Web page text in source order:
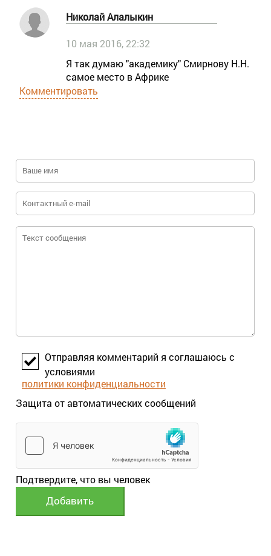
Николай Алалыкин
10 мая 2016, 22:32
Я так думаю "академику" Смирнову Н.Н.
самое место в Африке
Комментировать
Отправляя комментарий я соглашаюсь с
условиями
политики конфиденциальности
Защита от автоматических сообщений
Подтвердите, что вы человек